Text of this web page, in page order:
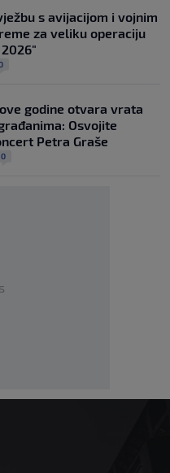
s avijacijom i vojnim
za veliku operaciju
godine otvara vrata
Osvojite
Petra Graše
0